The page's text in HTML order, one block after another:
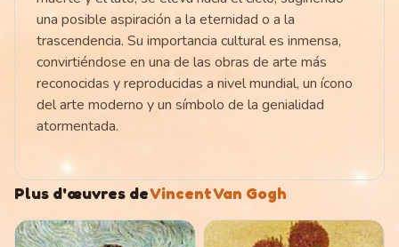
una posible aspiración a la eternidad o a la
trascendencia. Su importancia cultural es inmensa,
convirtiéndose en una de las obras de arte más
reconocidas y reproducidas a nivel mundial, un ícono
del arte moderno y un símbolo de la genialidad
atormentada.
Plus d'œuvres deVincent Van Gogh